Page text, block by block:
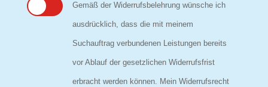
Gemäß der Widerrufsbelehrung wünsche ich
ausdrücklich, dass die mit meinem
Suchauftrag verbundenen Leistungen bereits
vor Ablauf der gesetzlichen Widerrufsfrist
erbracht werden können. Mein Widerrufsrecht